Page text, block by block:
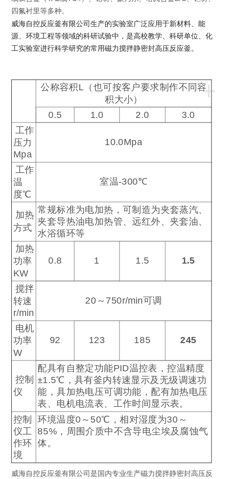
四氟衬里等多种。
威海自控反应釜有限公司生产的实验室广泛应用于新材料、能
源、环境工程等领域的科研试验中，是高校教学、科研单位、化
工实验室进行科学研究的常用磁力搅拌静密封高压反应釜。
+
公称容积L （也可按客户要求制作不同容
积大小）
0.5
1.0 2.0
3.0
工作
压力
Mpa
10.0Mpa
工作
温
度℃
室温-300℃
加热
方式
常规标准为电加热，可制造为夹套蒸汽、
夹套导热油电加热管、远红外、夹套油、
水浴循环等
加热
功率
KW
0.8 1 1.5 1.5
搅拌
转速
r/min
20～ 750r/min可调
电机
功率
W
92 123 185 245
控制
仪
配具有自整定功能PID温控表，控温精度
±1.5℃ ，具有釜内转速显示及无级调速功
能，具加热电压可调功能，配有加热电压
表、电机电流表、工作时间显示表。
控制
仪工
作环
境
环境温度0～ 50℃ ，相对湿度为30～
85% ，周围介质中不含导电尘埃及腐蚀气
体。
威海自控反应釜有限公司是国内专业生产磁力搅拌静密封高压反